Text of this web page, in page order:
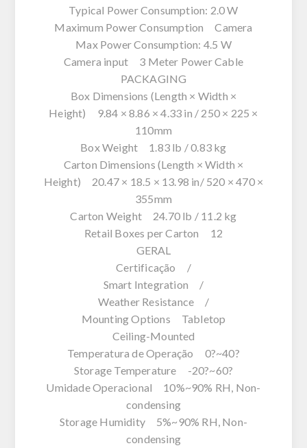
Typical Power Consumption: 2.0 W
Maximum Power Consumption Camera
Max Power Consumption: 4.5 W
Camera input 3 Meter Power Cable
PACKAGING
Box Dimensions (Length × Width ×
Height) 9.84 × 8.86 × 4.33 in / 250 × 225 ×
110mm
Box Weight 1.83 lb / 0.83 kg
Carton Dimensions (Length × Width ×
Height) 20.47 × 18.5 × 13.98 in/ 520 × 470 ×
355mm
Carton Weight 24.70 lb / 11.2 kg
Retail Boxes per Carton 12
GERAL
Certificação /
Smart Integration /
Weather Resistance /
Mounting Options Tabletop
Ceiling-Mounted
Temperatura de Operação 0?~40?
Storage Temperature -20?~60?
Umidade Operacional 10%~90% RH, Non-
condensing
Storage Humidity 5%~90% RH, Non-
condensing